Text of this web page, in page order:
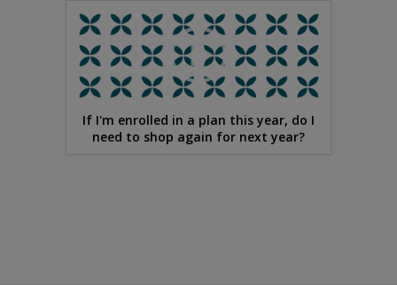
If I'm enrolled in a plan this year, do I
need to shop again for next year?